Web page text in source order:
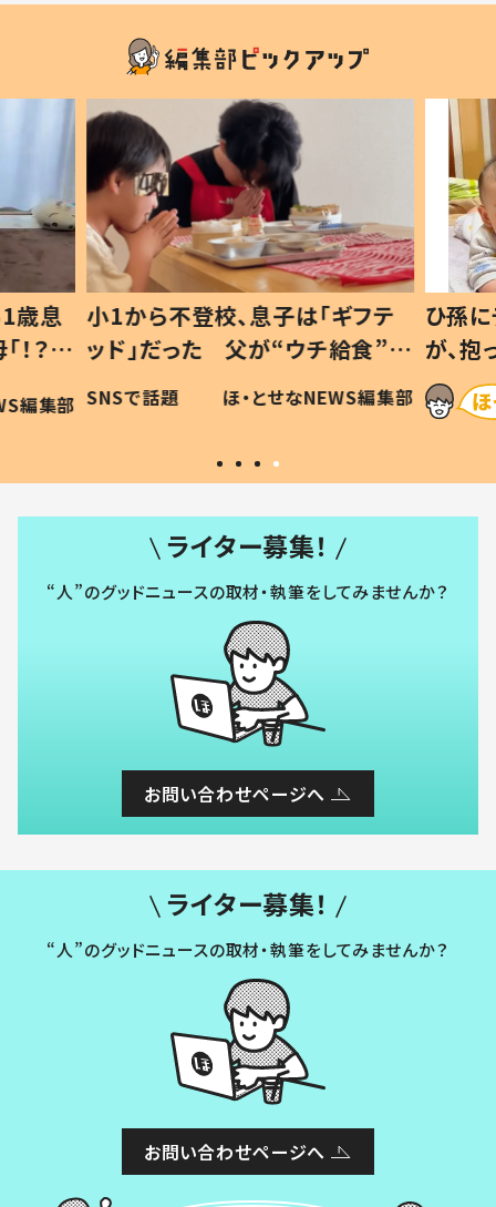
歳息
？」
編集部
小1から不登校、息子は「ギフテ
ッド」だった 父が“ウチ給食”を
作り続ける理由とは #令和の親
#令和の子
SNSで話題 ほ・とせなNEWS編集部
ひ孫
が、
「涙が
い」
ライター募集！
“人”のグッドニュースの取材・執筆をしてみませんか？
お問い合わせページへ
ライター募集！
“人”のグッドニュースの取材・執筆をしてみませんか？
お問い合わせページへ